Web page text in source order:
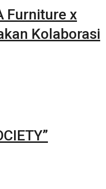
Furniture x
Kolaborasi